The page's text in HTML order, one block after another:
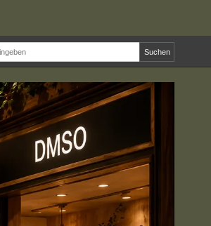
Suchen